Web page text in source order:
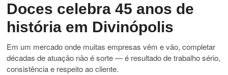
Doces celebra 45 anos de
história em Divinópolis
Em um mercado onde muitas empresas vêm e vão, completar
décadas de atuação não é sorte — é resultado de trabalho sério,
consistência e respeito ao cliente.